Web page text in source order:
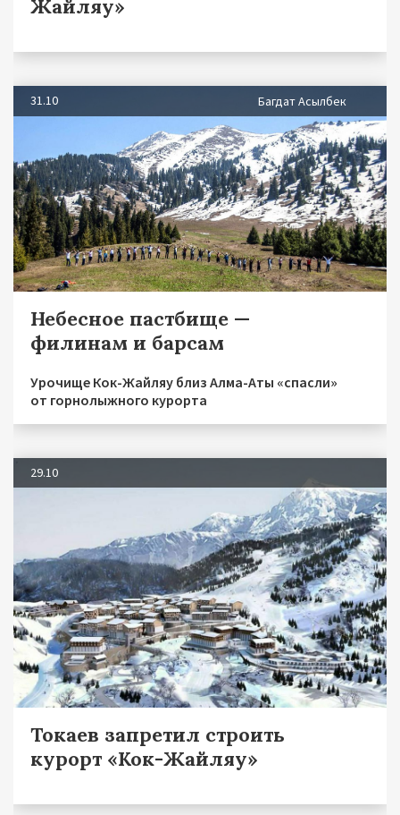
Жайляу»
31.10 Багдат Асылбек
Небесное пастбище —
филинам и барсам
Урочище Кок-Жайляу близ Алма-Аты «спасли»
от горнолыжного курорта
29.10
Токаев запретил строить
курорт «Кок-Жайляу»